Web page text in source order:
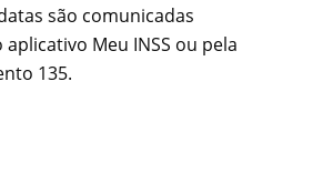
são comunicadas
Meu INSS ou pela
135.